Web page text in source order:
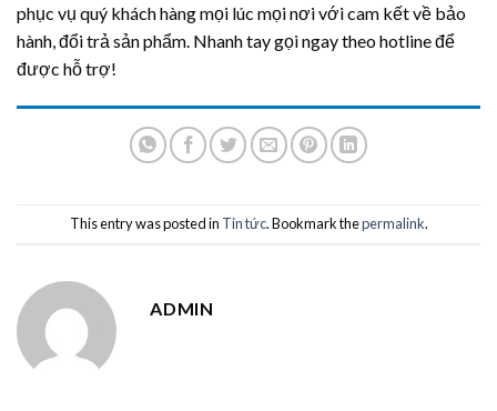
phục vụ quý khách hàng mọi lúc mọi nơi với cam kết về bảo
hành, đổi trả sản phẩm. Nhanh tay gọi ngay theo hotline để
được hỗ trợ!
This entry was posted in Tin tức. Bookmark thepermalink.
ADMIN